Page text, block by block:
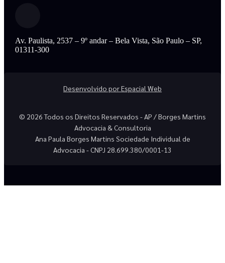
Av. Paulista, 2537 – 9º andar – Bela Vista, São Paulo – SP,
01311-300
© 2026 Todos os Direitos Reservados - AP / Borges Martins
Advocacia & Consultoria
Ana Paula Borges Martins Sociedade Individual de
Advocacia - CNPJ 28.699.380/0001-13
Desenvolvido por Espacial Web